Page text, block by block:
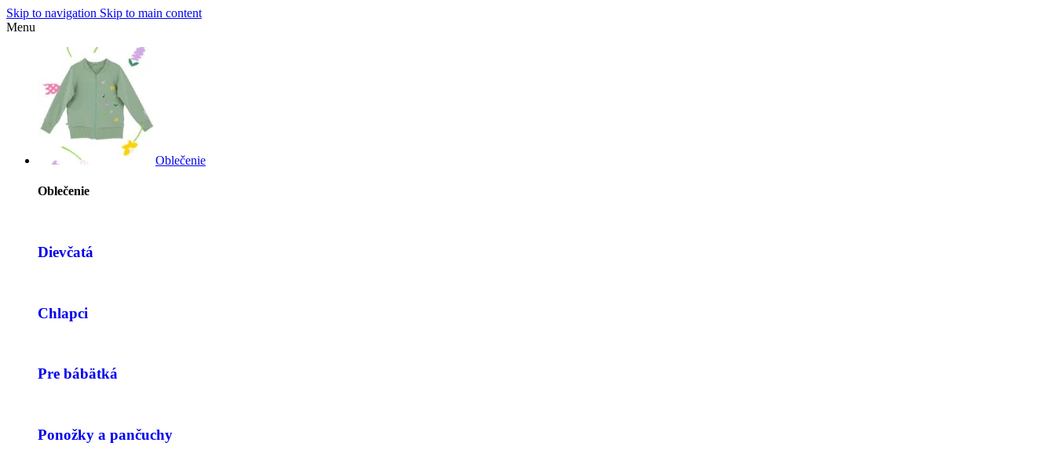
Skip to navigation Skip to main content
Menu
Oblečenie
Oblečenie
Dievčatá
Chlapci
Pre bábätká
Ponožky a pančuchy